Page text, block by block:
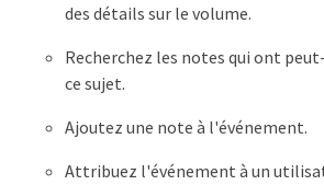
des détails sur le volume.
Recherchez les notes qui ont
ce sujet.
Ajoutez une note à l'événement.
Attribuez l'événement à un